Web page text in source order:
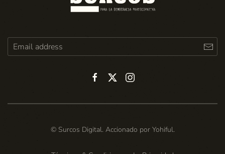
© Surcos Digital. Accionado por Yohiful.